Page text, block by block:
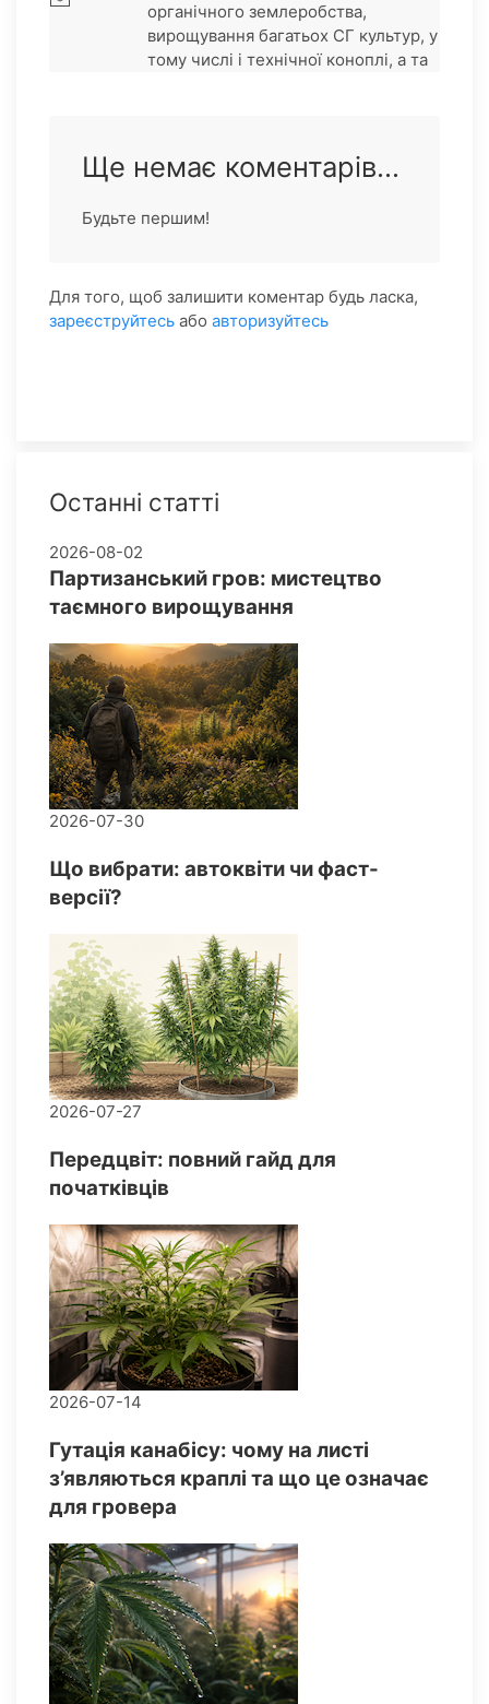
органічного землеробства,
вирощування багатьох СГ культур, у
тому числі і технічної коноплі, а та
Ще немає коментарів...
Будьте першим!
Для того, щоб залишити коментар будь ласка,
зареєструйтесь або авторизуйтесь
Останні статті
2026-08-02
Партизанський гров: мистецтво
таємного вирощування
2026-07-30
Що вибрати: автоквіти чи фаст-
версії?
2026-07-27
Передцвіт: повний гайд для
початківців
2026-07-14
Гутація канабісу: чому на листі
з’являються краплі та що це означає
для гровера